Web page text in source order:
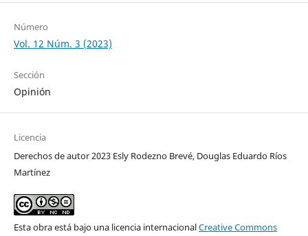
Número
Vol. 12 Núm. 3 (2023)
Sección
Opinión
Licencia
Derechos de autor 2023 Esly Rodezno Brevé, Douglas Eduardo Ríos
Martínez
Esta obra está bajo una licencia internacionalCreative Commons